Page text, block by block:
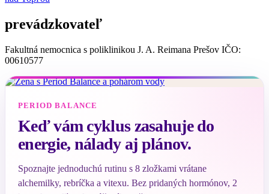
prevádzkovateľ
Fakultná nemocnica s poliklinikou J. A. Reimana Prešov IČO:
00610577
PERIOD BALANCE
Keď vám cyklus zasahuje do
energie, nálady aj plánov.
Spoznajte jednoduchú rutinu s 8 zložkami vrátane
alchemilky, rebríčka a vitexu. Bez pridaných hormónov, 2